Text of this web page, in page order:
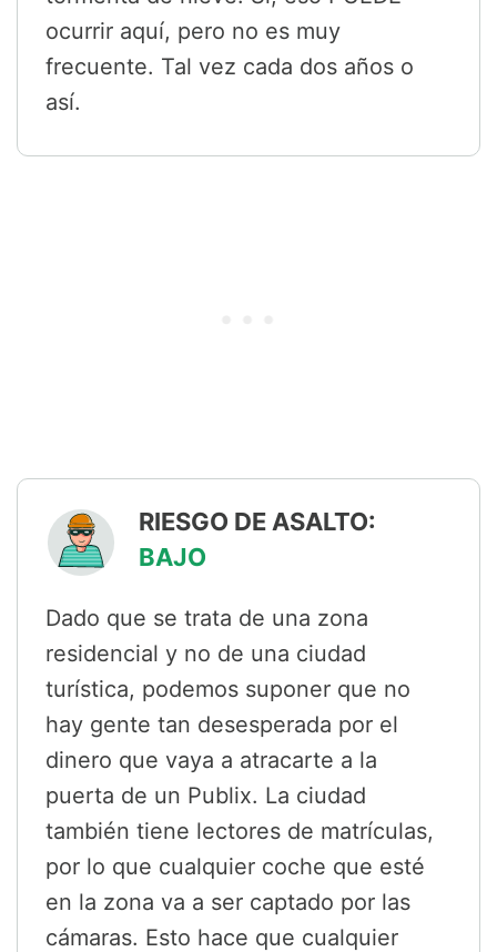
ocurrir aquí, pero no es muy
frecuente. Tal vez cada dos años o
así.
RIESGO DE ASALTO:
BAJO
Dado que se trata de una zona
residencial y no de una ciudad
turística, podemos suponer que no
hay gente tan desesperada por el
dinero que vaya a atracarte a la
puerta de un Publix. La ciudad
también tiene lectores de matrículas,
por lo que cualquier coche que esté
en la zona va a ser captado por las
cámaras. Esto hace que cualquier